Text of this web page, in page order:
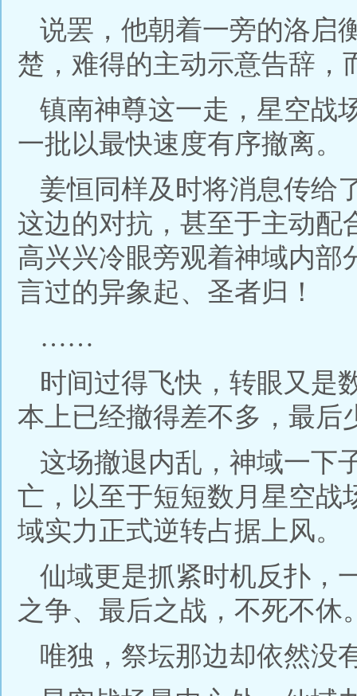
说罢，他朝着一旁的洛启
楚，难得的主动示意告辞，
镇南神尊这一走，星空战
一批以最快速度有序撤离。
姜恒同样及时将消息传给
这边的对抗，甚至于主动配
高兴兴冷眼旁观着神域内部
言过的异象起、圣者归！
……
时间过得飞快，转眼又是
本上已经撤得差不多，最后
这场撤退内乱，神域一下
亡，以至于短短数月星空战
域实力正式逆转占据上风。
仙域更是抓紧时机反扑，
之争、最后之战，不死不休
唯独，祭坛那边却依然没